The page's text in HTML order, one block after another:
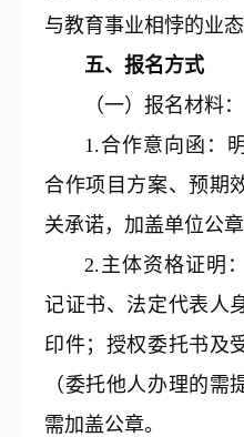
与教育事业相悖的业态
五、报名方式
（一）报名材料：
1.合作意向函：
合作项目方案、预期
关承诺，加盖单位公章
2.主体资格证明
记证书、法定代表人
印件；授权委托书及
（委托他人办理的需
需加盖公章。